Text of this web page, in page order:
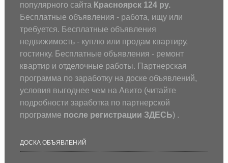
популярного сайта Красноярск 124 ру.
Бесплатные объявления - работа, ищу или
требуется. Бесплатные объявления
недвижимость - куплю или продам квартиру,
гостинку. Бесплатные объявления - ремонт
квартир и отделочные работы. Партнерская
программа по заработку на доске объявлений,
условия выгоднее чем на Авито (читайте
подробности заработка по партнерской
программе после регистрации ЗДЕСЬ) .
ДОСКА ОБЪЯВЛЕНИЙ